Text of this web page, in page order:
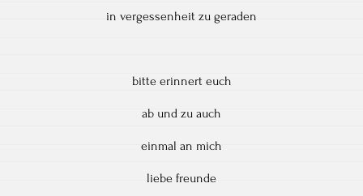
in vergessenheit zu geraden
bitte erinnert euch
ab und zu auch
einmal an mich
liebe freunde